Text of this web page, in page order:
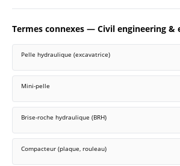
Termes connexes — Civil engineering &
Pelle hydraulique (excavatrice)
Mini-pelle
Brise-roche hydraulique (BRH)
Compacteur (plaque, rouleau)